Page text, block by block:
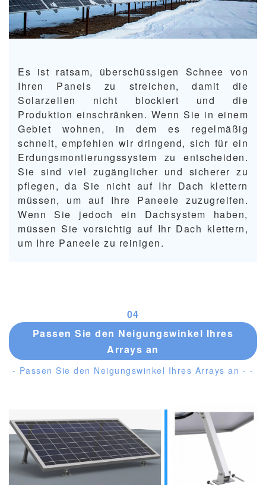
Es ist ratsam, überschüssigen Schnee von
Ihren Panels zu streichen, damit die
Solarzellen nicht blockiert und die
Produktion einschränken. Wenn Sie in einem
Gebiet wohnen, in dem es regelmäßig
schneit, empfehlen wir dringend, sich für ein
Erdungsmontierungssystem zu entscheiden.
Sie sind viel zugänglicher und sicherer zu
pflegen, da Sie nicht auf Ihr Dach klettern
müssen, um auf Ihre Paneele zuzugreifen.
Wenn Sie jedoch ein Dachsystem haben,
müssen Sie vorsichtig auf Ihr Dach klettern,
um Ihre Paneele zu reinigen.
04
Passen Sie den Neigungswinkel Ihres
Arrays an
- Passen Sie den Neigungswinkel Ihres Arrays an - -